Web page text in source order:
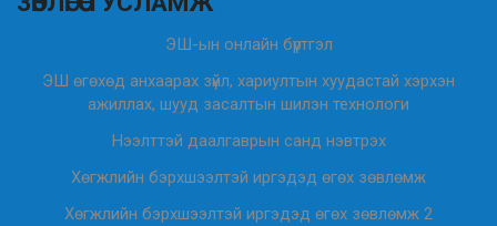
ЭШ-ын онлайн бүртгэл
ЭШ өгөхөд анхаарах зүйл, хариултын хуудастай хэрхэн
ажиллах, шууд засалтын шилэн технологи
Нээлттэй даалгаврын санд нэвтрэх
Хөгжлийн бэрхшээлтэй иргэдэд өгөх зөвлөмж
Хөгжлийн бэрхшээлтэй иргэдэд өгөх зөвлөмж 2